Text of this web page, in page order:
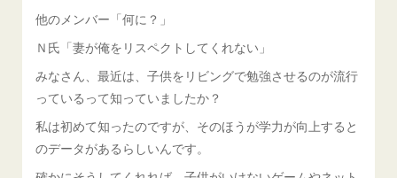
他のメンバー「何に？」
Ｎ氏「妻が俺をリスペクトしてくれない」
みなさん、最近は、子供をリビングで勉強させるのが流行
っているって知っていましたか？
私は初めて知ったのですが、そのほうが学力が向上すると
のデータがあるらしいんです。